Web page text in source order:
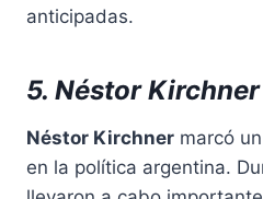
anticipadas.
5. Néstor
Néstor Kirchner marcó
en la política argentina.